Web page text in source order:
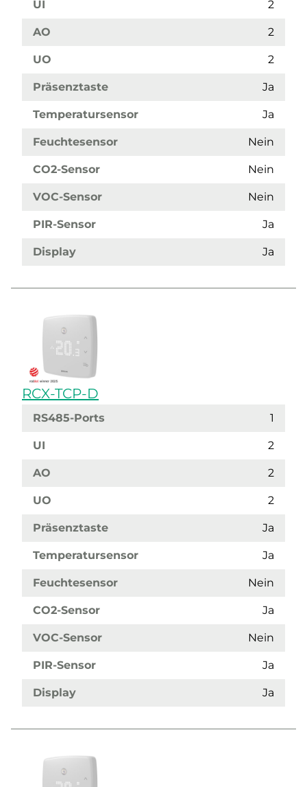
UI 2
AO 2
UO 2
Präsenztaste Ja
Temperatursensor Ja
Feuchtesensor Nein
CO2-Sensor Nein
VOC-Sensor Nein
PIR-Sensor Ja
Display Ja
RCX-TCP-D
RS485-Ports 1
UI 2
AO 2
UO 2
Präsenztaste Ja
Temperatursensor Ja
Feuchtesensor Nein
CO2-Sensor Ja
VOC-Sensor Nein
PIR-Sensor Ja
Display Ja